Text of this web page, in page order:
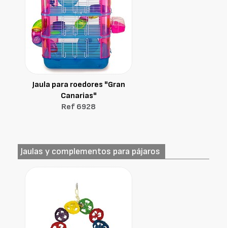
Jaula para roedores "Gran
Canarias"
Ref 6928
Jaulas y complementos para pájaros